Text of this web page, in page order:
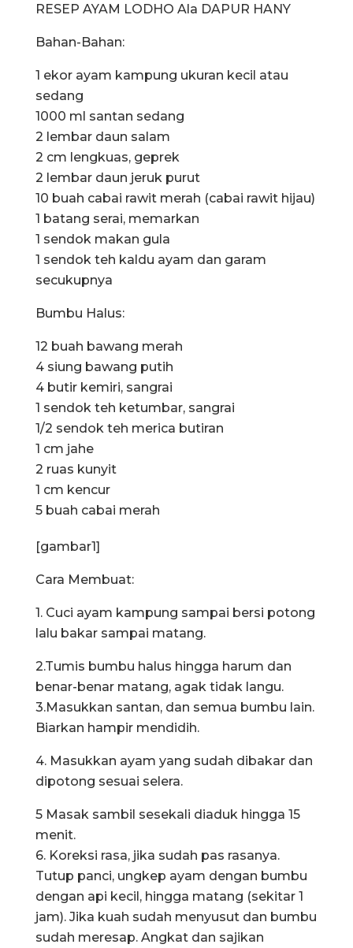
RESEP AYAM LODHO Ala DAPUR HANY
Bahan-Bahan:
1 ekor ayam kampung ukuran kecil atau
sedang
1000 ml santan sedang
2 lembar daun salam
2 cm lengkuas, geprek
2 lembar daun jeruk purut
10 buah cabai rawit merah (cabai rawit hijau)
1 batang serai, memarkan
1 sendok makan gula
1 sendok teh kaldu ayam dan garam
secukupnya
Bumbu Halus:
12 buah bawang merah
4 siung bawang putih
4 butir kemiri, sangrai
1 sendok teh ketumbar, sangrai
1/2 sendok teh merica butiran
1 cm jahe
2 ruas kunyit
1 cm kencur
5 buah cabai merah
[gambar1]
Cara Membuat:
1. Cuci ayam kampung sampai bersi potong
lalu bakar sampai matang.
2.Tumis bumbu halus hingga harum dan
benar-benar matang, agak tidak langu.
3.Masukkan santan, dan semua bumbu lain.
Biarkan hampir mendidih.
4. Masukkan ayam yang sudah dibakar dan
dipotong sesuai selera.
5 Masak sambil sesekali diaduk hingga 15
menit.
6. Koreksi rasa, jika sudah pas rasanya.
Tutup panci, ungkep ayam dengan bumbu
dengan api kecil, hingga matang (sekitar 1
jam). Jika kuah sudah menyusut dan bumbu
sudah meresap. Angkat dan sajikan